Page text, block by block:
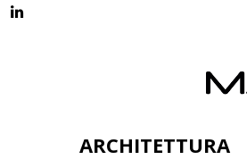
ARCHITETTURA